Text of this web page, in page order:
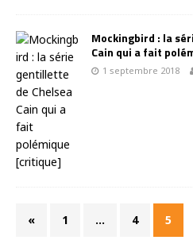
Mockingbird : la
Cain qui a fait
1 septembre 2018
« 1 … 4 5